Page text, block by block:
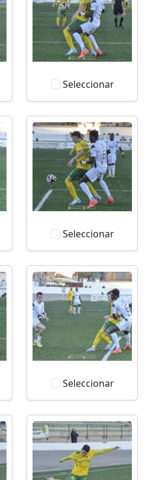
Seleccionar
Seleccionar
Seleccionar